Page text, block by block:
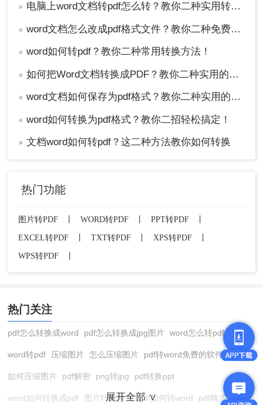
● 电脑上word文档转pdf怎么转？教你二种实用转换方法！
● word文档怎么改成pdf格式文件？教你二种免费转换方法！
● word如何转pdf？教你二种常用转换方法！
● 如何把Word文档转换成PDF？教你二种实用的转PDF方法！
● word文档如何保存为pdf格式？教你二种实用的转PDF方法！
● word如何转换为pdf格式？教你二招轻松搞定！
● 文档word如何转pdf？这二种方法教你如何转换
热门功能
图片转PDF WORD转PDF PPT转PDF
EXCEL转PDF
TXT转PDF XPS转PDF
WPS转PDF
热门关注
pdf怎么转换成word pdf怎么转换成jpg图片 word怎么转pdf
word转pdf 压缩图片 怎么压缩图片 pdf转word免费的软件
如何压缩图片 pdf解密 png转jpg pdf转换ppt
word如何转换成pdf 图片转换格式 pdf如何转word pdf格式转换
展开全部 ∨